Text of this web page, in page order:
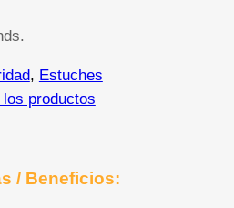
, Estuches
los productos
/ Beneficios: